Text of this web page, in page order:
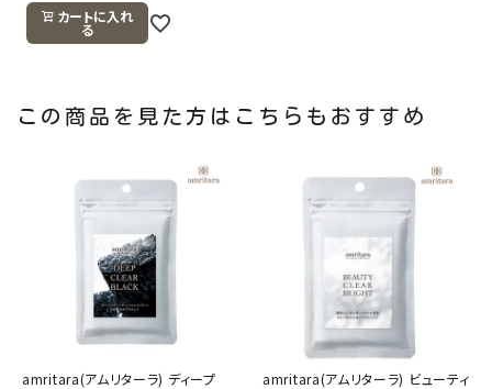
カートに入れ
る
この商品を見た方はこちらもおすすめ
amritara(アムリターラ) ディープ
amritara(アムリターラ) ビューティ